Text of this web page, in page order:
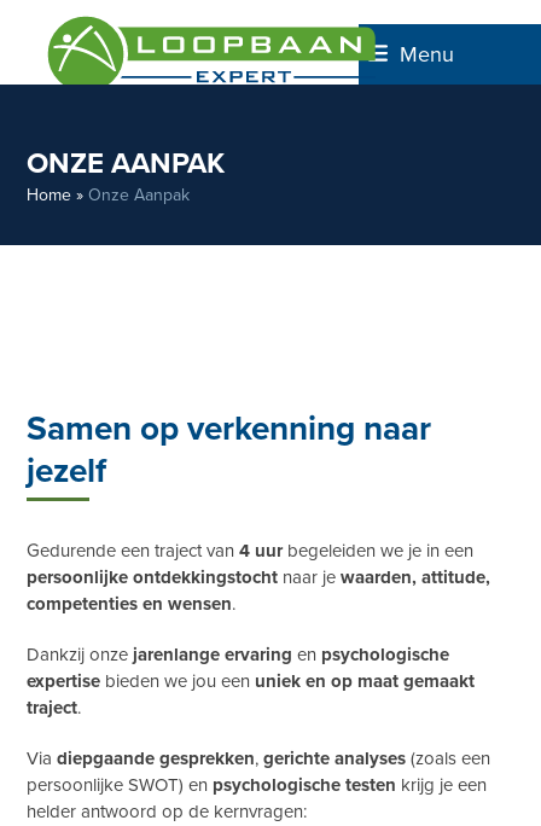
content
Menu
ONZE AANPAK
Home »Onze Aanpak
Samen op verkenning naar
jezelf
Gedurende een traject van4 uurbegeleiden we je in een
persoonlijke ontdekkingstocht naar jewaarden, attitude,
competenties en wensen.
Dankzij onze jarenlange ervaring en psychologische
expertise bieden we jou een uniek en op maat gemaakt
traject.
Viadiepgaande gesprekken,gerichte analyses (zoals een
persoonlijke SWOT) en psychologische testen krijg je een
helder antwoord op de kernvragen: